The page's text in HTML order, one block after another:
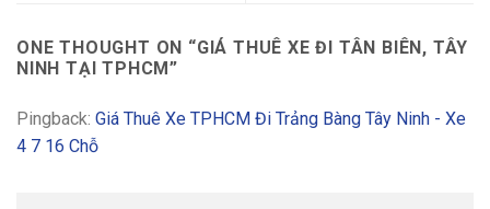
ONE THOUGHT ON “GIÁ THUÊ XE ĐI TÂN BIÊN, TÂY
NINH TẠI TPHCM”
Pingback: Giá Thuê Xe TPHCM Đi Trảng Bàng Tây Ninh - Xe
4 7 16 Chỗ